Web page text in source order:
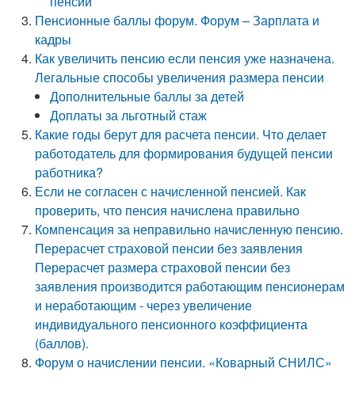
Пенсионные баллы форум. Форум – Зарплата и
кадры
Как увеличить пенсию если пенсия уже назначена.
Легальные способы увеличения размера пенсии
Дополнительные баллы за детей
Доплаты за льготный стаж
Какие годы берут для расчета пенсии. Что делает
работодатель для формирования будущей пенсии
работника?
Если не согласен с начисленной пенсией. Как
проверить, что пенсия начислена правильно
Компенсация за неправильно начисленную пенсию.
Перерасчет страховой пенсии без заявления
Перерасчет размера страховой пенсии без
заявления производится работающим пенсионерам
и неработающим - через увеличение
индивидуального пенсионного коэффициента
(баллов).
Форум о начислении пенсии. «Коварный СНИЛС»